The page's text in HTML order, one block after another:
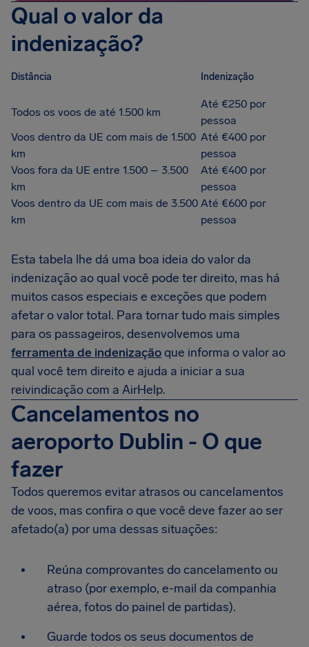
Qual o valor da
indenização?
Distância Indenização
Todos os voos de até 1.500 km
Até €250 por
pessoa
Voos dentro da UE com mais de 1.500
km
Até €400 por
pessoa
Voos fora da UE entre 1.500 – 3.500
km
Até €400 por
pessoa
Voos dentro da UE com mais de 3.500
km
Até €600 por
pessoa
Esta tabela lhe dá uma boa ideia do valor da
indenização ao qual você pode ter direito, mas há
muitos casos especiais e exceções que podem
afetar o valor total. Para tornar tudo mais simples
para os passageiros, desenvolvemos uma
ferramenta de indenizaçãoque informa o valor ao
qual você tem direito e ajuda a iniciar a sua
reivindicação com a AirHelp.
Cancelamentos no
aeroporto Dublin - O que
fazer
Todos queremos evitar atrasos ou cancelamentos
de voos, mas confira o que você deve fazer ao ser
afetado(a) por uma dessas situações:
Reúna comprovantes do cancelamento ou
atraso (por exemplo, e-mail da companhia
aérea, fotos do painel de partidas).
Guarde todos os seus documentos de